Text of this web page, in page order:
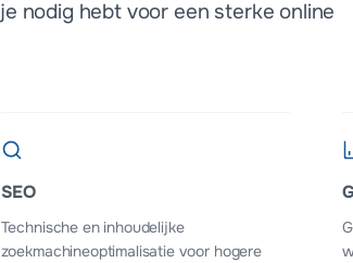
nodig hebt voor een sterke online
SEO
Technische en inhoudelijke
zoekmachineoptimalisatie voor hogere